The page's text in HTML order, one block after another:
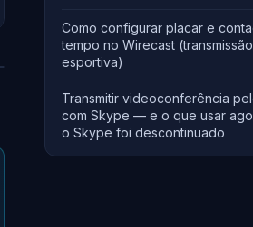
Como configurar placar e
tempo no Wirecast (transmissão
esportiva)
Transmitir videoconferência
com Skype — e o que usar
o Skype foi descontinuado